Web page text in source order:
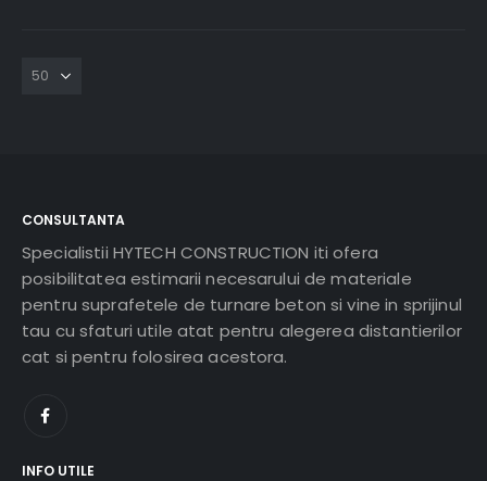
CONSULTANTA
Specialistii HYTECH CONSTRUCTION iti ofera
posibilitatea estimarii necesarului de materiale
pentru suprafetele de turnare beton si vine in sprijinul
tau cu sfaturi utile atat pentru alegerea distantierilor
cat si pentru folosirea acestora.
INFO UTILE